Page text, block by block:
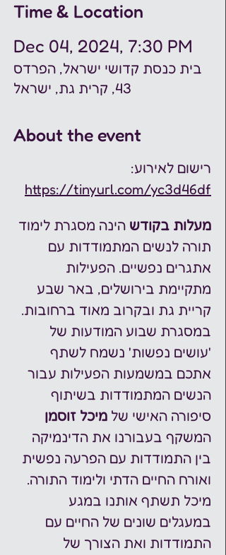
Time & Location
Dec 04, 2024, 7:30 PM
בית כנסת קדושי ישראל, הפרדס
43, קרית גת, ישראל
About the event
רישום לאירוע:
https://tinyurl.com/yc3d46df
מעלות בקודש הינה מסגרת לימוד
תורה לנשים המתמודדות עם
אתגרים נפשיים. הפעילות
מתקיימת בירושלים, באר שבע
קריית גת ובקרוב מאוד ברחובות.
במסגרת שבוע המודעות של
'עושים נפשות' נשמח לשתף
אתכם במשמעות הפעילות עבור
הנשים המתמודדות בשיתוף
סיפורה האישי של מיכל זוסמן
המשקף בעבורנו את הדינמיקה
בין התמודדות עם הפרעה נפשית
ואורח החיים הדתי ולימוד התורה.
מיכל תשתף אותנו במגע
במעגלים שונים של החיים עם
התמודדות ואת הצורך של